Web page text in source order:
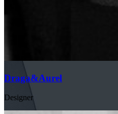
Draga&Aurel
Designer